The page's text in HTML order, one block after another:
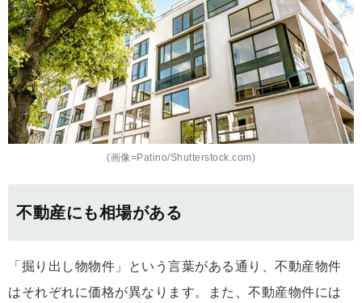
(画像=Patino/Shutterstock.com)
不動産にも相場がある
「掘り出し物物件」という言葉がある通り、不動産物件
はそれぞれに価格が異なります。また、不動産物件には